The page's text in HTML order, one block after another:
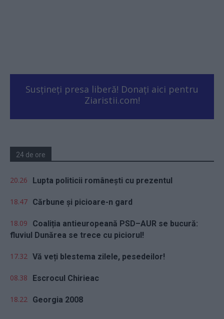
Susțineți presa liberă! Donați aici pentru
Ziaristii.com!
24 de ore
20.26 Lupta politicii românești cu prezentul
18.47 Cărbune și picioare-n gard
18.09
Coaliția antieuropeană PSD–AUR se bucură:
fluviul Dunărea se trece cu piciorul!
17.32 Vă veți blestema zilele, pesedeilor!
08.38 Escrocul Chirieac
18.22 Georgia 2008